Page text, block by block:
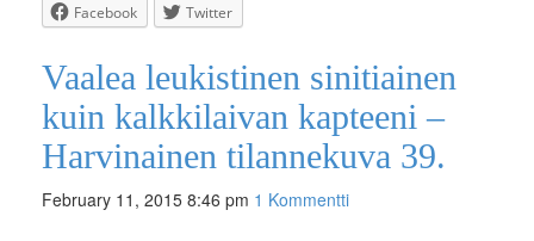
Facebook Twitter
Vaalea leukistinen sinitiainen
kuin kalkkilaivan kapteeni –
Harvinainen tilannekuva 39.
February 11, 2015 8:46 pm 1 Kommentti